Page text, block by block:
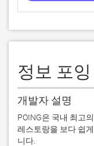
정보 포잉
개발자 설명
POING은 국내 최고
레스토랑을 보다 쉽
니다.